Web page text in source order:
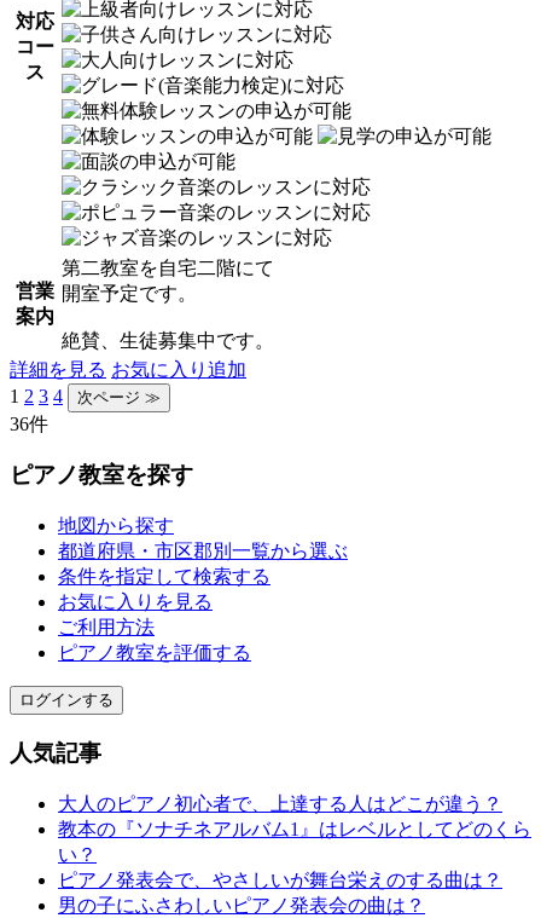
対応
コー
ス
営業
案内
第二教室を自宅二階にて
開室予定です。
絶賛、生徒募集中です。
詳細を見る お気に入り追加
1 2 3 4
36件
ピアノ教室を探す
地図から探す
都道府県・市区郡別一覧から選ぶ
条件を指定して検索する
お気に入りを見る
ご利用方法
ピアノ教室を評価する
ログインする
人気記事
大人のピアノ初心者で、上達する人はどこが違う？
教本の『ソナチネアルバム1』はレベルとしてどのくら
い？
ピアノ発表会で、やさしいが舞台栄えのする曲は？
男の子にふさわしいピアノ発表会の曲は？